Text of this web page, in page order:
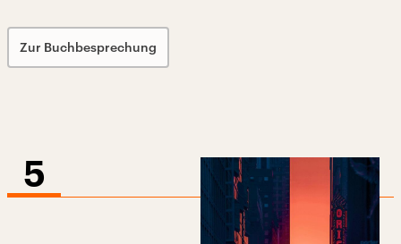
Zur Buchbesprechung
5